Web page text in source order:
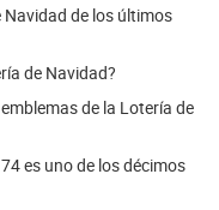
de los últimos
de Navidad?
de la Lotería de
es uno de los décimos